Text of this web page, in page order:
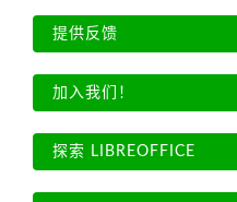
提供反馈
加入我们！
探索 LIBREOFFICE